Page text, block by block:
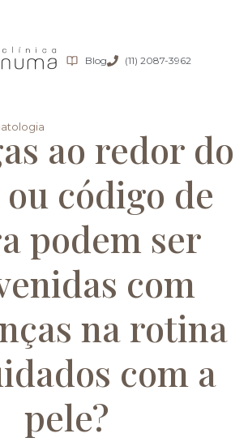
Blog (11) 2087-3962
ao redor do
código de
podem ser
com
na rotina
com a
pele?